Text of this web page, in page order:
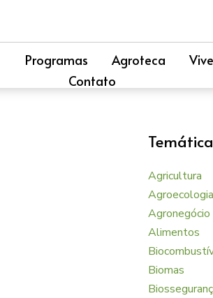
Programas Agroteca
Contato
Agricultura
Agroecologia
Agronegócio
Alimentos
Biomas